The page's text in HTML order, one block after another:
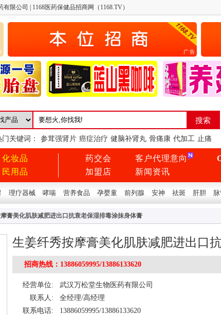
限公司 | 1168医药保健品招商网（1168.TV）
广告
广告 广告
门关键词： 参茸强肾片 癌症治疗 健脑补肾丸 骨痛康 代加工 止痛
化妆品
民用品
药交会
加盟店
客户代理意向
新闻资讯
理疗器械 哮喘 营养食品 孕婴童 前列腺 安神 祛斑 肝胆
膏美化肌肤减肥进出口抗衰老保湿排毒涂抹身体膏
生姜纤秀按摩膏美化肌肤减肥进出口
膏招商热线：13886059995/13886133620
经营单位:
武汉万松堂生物医药有限公司
联系人:
全经理/高经理
联系电话:
13886059995/13886133620